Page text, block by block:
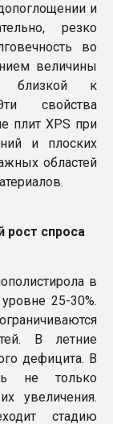
и
резко
во
величины
близкой к
свойства
плит XPS при
и плоских
областей
рост спроса
в
25-30%.
В летние
дефицита. В
не только
увеличения.
стадию